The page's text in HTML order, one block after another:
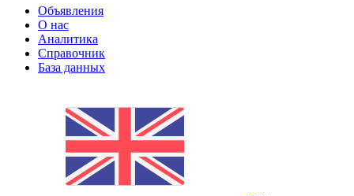
Объявления
О нас
Аналитика
Справочник
База данных